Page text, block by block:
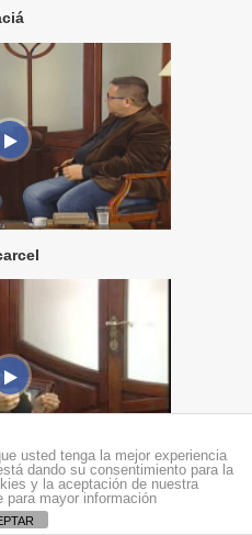
usted tenga la mejor experiencia
dando su consentimiento para la
y la aceptación de nuestra
para mayor información